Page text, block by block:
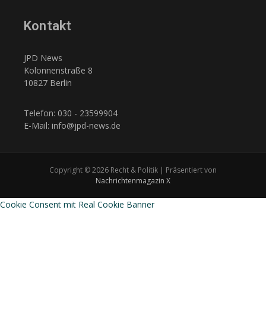
Kontakt
JPD News
Kolonnenstraße 8
10827 Berlin
Telefon: 030 - 23599904
E-Mail: info@jpd-news.de
Copyright © 2026 Recht & Politik | Präsentiert von
Nachrichtenmagazin X
Cookie Consent mit Real Cookie Banner